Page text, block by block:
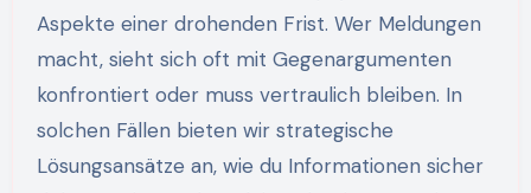
Aspekte einer drohenden Frist. Wer Meldungen
macht, sieht sich oft mit Gegenargumenten
konfrontiert oder muss vertraulich bleiben. In
solchen Fällen bieten wir strategische
Lösungsansätze an, wie du Informationen sicher